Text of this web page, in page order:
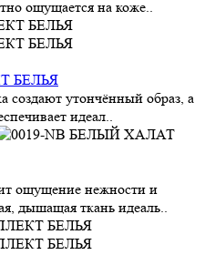
ощущается на коже..
БЕЛЬЯ
создают утончённый образ, а
идеал..
ощущение нежности и
дышащая ткань идеаль..